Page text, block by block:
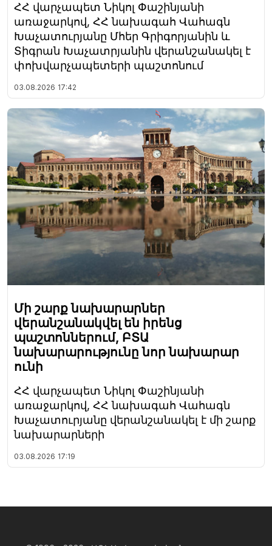
ՀՀ վարչապետ Նիկոլ Փաշինյանի
առաջարկով, ՀՀ նախագահ Վահագն
Խաչատուրյանը Մհեր Գրիգորյանին և
Տիգրան Խաչատրյանին վերանշանակել է
փոխվարչապետերի պաշտոնում
03.08.2026 17:42
Մի շարք նախարարներ
վերանշանակվել են իրենց
պաշտոններում, ԲՏԱ
նախարարությունը նոր նախարար
ունի
ՀՀ վարչապետ Նիկոլ Փաշինյանի
առաջարկով, ՀՀ նախագահ Վահագն
Խաչատուրյանը վերանշանակել է մի շարք
նախարարների
03.08.2026 17:19